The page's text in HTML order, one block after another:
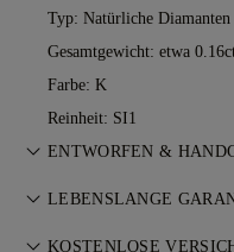
Typ: Natürliche Diamanten
Gesamtgewicht: etwa
Farbe: K
Reinheit: SI1
ENTWORFEN &
Feinschliff der
Diamonds.
LEBENSLANGE
Bei jedem Kauf bei 77
KOSTENLOSE